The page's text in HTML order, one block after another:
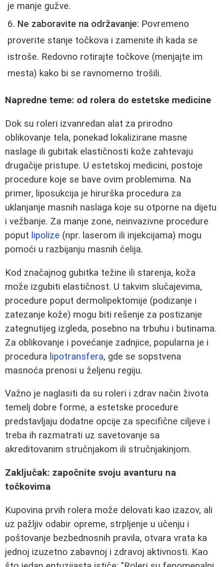
je manje gužve.
Ne zaboravite na održavanje: Povremeno
proverite stanje točkova i zamenite ih kada se
istroše. Redovno rotirajte točkove (menjajte im
mesta) kako bi se ravnomerno trošili.
Napredne teme: od rolera do estetske medicine
Dok su roleri izvanredan alat za prirodno
oblikovanje tela, ponekad lokalizirane masne
naslage ili gubitak elastičnosti kože zahtevaju
drugačije pristupe. U estetskoj medicini, postoje
procedure koje se bave ovim problemima. Na
primer, liposukcija je hirurška procedura za
uklanjanje masnih naslaga koje su otporne na dijetu
i vežbanje. Za manje zone, neinvazivne procedure
poput lipolize (npr. laserom ili injekcijama) mogu
pomoći u razbijanju masnih ćelija.
Kod značajnog gubitka težine ili starenja, koža
može izgubiti elastičnost. U takvim slučajevima,
procedure poput dermolipektomije (podizanje i
zatezanje kože) mogu biti rešenje za postizanje
zategnutijeg izgleda, posebno na trbuhu i butinama.
Za oblikovanje i povećanje zadnjice, popularna je i
procedura lipotransfera, gde se sopstvena
masnoća prenosi u željenu regiju.
Važno je naglasiti da su roleri i zdrav način života
temelj dobre forme, a estetske procedure
predstavljaju dodatne opcije za specifične ciljeve i
treba ih razmatrati uz savetovanje sa
akreditovanim stručnjakom ili stručnjakinjom.
Zaključak: započnite svoju avanturu na
točkovima
Kupovina prvih rolera može delovati kao izazov, ali
uz pažljiv odabir opreme, strpljenje u učenju i
poštovanje bezbednosnih pravila, otvara vrata ka
jednoj izuzetno zabavnoj i zdravoj aktivnosti. Kao